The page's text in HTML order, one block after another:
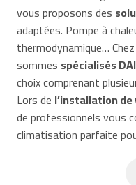
vous proposons des
adaptées. Pompe à
thermodynamique…
sommes spécialisés
choix comprenant
Lors de l’installation
de professionnels vous
climatisation parfaite